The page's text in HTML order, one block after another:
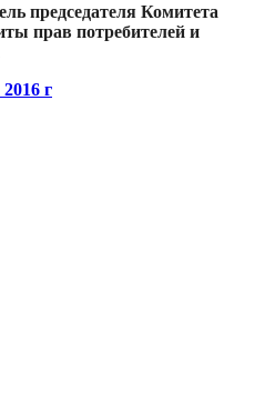
председателя Комитета
прав потребителей и
г